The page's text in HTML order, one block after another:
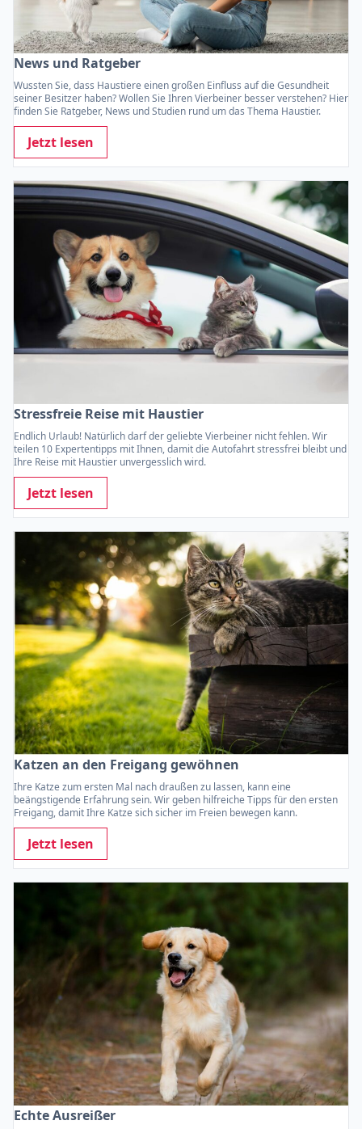
News und Ratgeber
Wussten Sie, dass Haustiere einen großen Einfluss auf die Gesundheit
seiner Besitzer haben? Wollen Sie Ihren Vierbeiner besser verstehen? Hier
finden Sie Ratgeber, News und Studien rund um das Thema Haustier.
Jetzt lesen
Stressfreie Reise mit Haustier
Endlich Urlaub! Natürlich darf der geliebte Vierbeiner nicht fehlen. Wir
teilen 10 Expertentipps mit Ihnen, damit die Autofahrt stressfrei bleibt und
Ihre Reise mit Haustier unvergesslich wird.
Jetzt lesen
Katzen an den Freigang gewöhnen
Ihre Katze zum ersten Mal nach draußen zu lassen, kann eine
beängstigende Erfahrung sein. Wir geben hilfreiche Tipps für den ersten
Freigang, damit Ihre Katze sich sicher im Freien bewegen kann.
Jetzt lesen
Echte Ausreißer